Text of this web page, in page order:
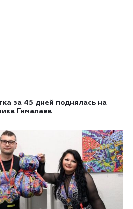
за 45 дней поднялась на
Гималаев